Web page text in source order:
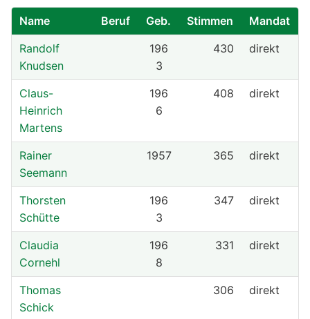
Name Beruf Geb. Stimmen
Mandat
Randolf
Knudsen
196
3
430 direkt
Claus-
Heinrich
Martens
196
6
408 direkt
Rainer
Seemann
1957 365 direkt
Thorsten
Schütte
196
3
347 direkt
Claudia
Cornehl
196
8
331 direkt
Thomas
Schick
306 direkt